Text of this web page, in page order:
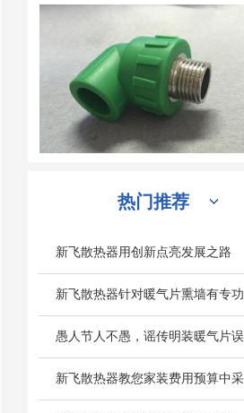
罗马柱铜铝复合暖气片
热门推荐
新飞散热器用创新点亮发展之路
新飞散热器针对暖气片熏墙有专功